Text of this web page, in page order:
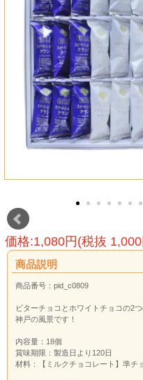
価格:1,080円(税抜
商品説明
商品番号：pid_c0809
ビターチョコとホワイトチョコの2
神戸の風景です！
内容量：18個
賞味期限：製造日より120日
材料：【ミルクチョコレート】準チ